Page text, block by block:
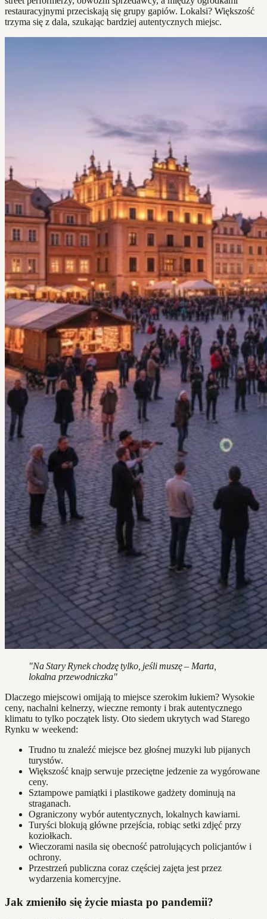
restauracyjnymi przeciskają się grupy gapiów. Lokalsi? Większość
trzyma się z dala, szukając bardziej autentycznych miejsc.
"Na Stary Rynek chodzę tylko, jeśli muszę – Marta,
lokalna przewodniczka"
Dlaczego miejscowi omijają to miejsce szerokim łukiem? Wysokie
ceny, nachalni kelnerzy, wieczne remonty i brak autentycznego
klimatu to tylko początek listy. Oto siedem ukrytych wad Starego
Rynku w weekend:
Trudno tu znaleźć miejsce bez głośnej muzyki lub pijanych
turystów.
Większość knajp serwuje przeciętne jedzenie za wygórowane
ceny.
Sztampowe pamiątki i plastikowe gadżety dominują na
straganach.
Ograniczony wybór autentycznych, lokalnych kawiarni.
Turyści blokują główne przejścia, robiąc setki zdjęć przy
koziołkach.
Wieczorami nasila się obecność patrolujących policjantów i
ochrony.
Przestrzeń publiczna coraz częściej zajęta jest przez
wydarzenia komercyjne.
Jak zmieniło się życie miasta po pandemii?